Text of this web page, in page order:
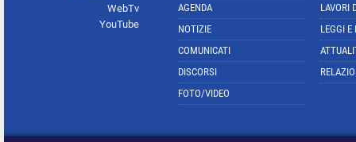
WebTv
YouTube
AGENDA
NOTIZIE
COMUNICATI
DISCORSI
FOTO/VIDEO
LAVORI
LEGGI E